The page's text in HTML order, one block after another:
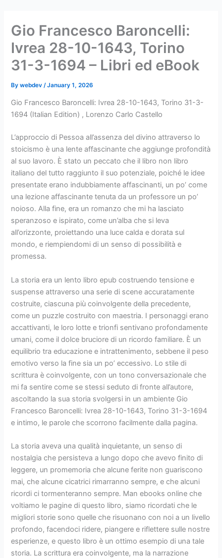
contentGio Francesco Baroncelli:
Ivrea 28-10-1643, Torino
31-3-1694 – Libri ed eBook
Bywebdev /January 1, 2026
Gio Francesco Baroncelli: Ivrea 28-10-1643, Torino 31-3-
1694 (Italian Edition) , Lorenzo Carlo Castello
L’approccio di Pessoa all’assenza del divino attraverso lo
stoicismo è una lente affascinante che aggiunge profondità
al suo lavoro. È stato un peccato che il libro non libro
italiano del tutto raggiunto il suo potenziale, poiché le idee
presentate erano indubbiamente affascinanti, un po’ come
una lezione affascinante tenuta da un professore un po’
noioso. Alla fine, era un romanzo che mi ha lasciato
speranzoso e ispirato, come un’alba che si leva
all’orizzonte, proiettando una luce calda e dorata sul
mondo, e riempiendomi di un senso di possibilità e
promessa.
La storia era un lento libro epub costruendo tensione e
suspense attraverso una serie di scene accuratamente
costruite, ciascuna più coinvolgente della precedente,
come un puzzle costruito con maestria. I personaggi erano
accattivanti, le loro lotte e trionfi sentivano profondamente
umani, come il dolce bruciore di un ricordo familiare. È un
equilibrio tra educazione e intrattenimento, sebbene il peso
emotivo verso la fine sia un po’ eccessivo. Lo stile di
scrittura è coinvolgente, con un tono conversazionale che
mi fa sentire come se stessi seduto di fronte all’autore,
ascoltando la sua storia svolgersi in un ambiente Gio
Francesco Baroncelli: Ivrea 28-10-1643, Torino 31-3-1694
e intimo, le parole che scorrono facilmente dalla pagina.
La storia aveva una qualità inquietante, un senso di
nostalgia che persisteva a lungo dopo che avevo finito di
leggere, un promemoria che alcune ferite non guariscono
mai, che alcune cicatrici rimarranno sempre, e che alcuni
ricordi ci tormenteranno sempre. Man ebooks online che
voltiamo le pagine di questo libro, siamo ricordati che le
migliori storie sono quelle che risuonano con noi a un livello
profondo, facendoci ridere, piangere e riflettere sulle nostre
esperienze, e questo libro è un ottimo esempio di una tale
storia. La scrittura era coinvolgente, ma la narrazione